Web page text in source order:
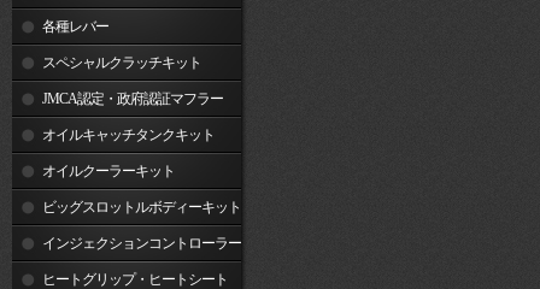
各種レバー
スペシャルクラッチキット
JMCA認定・政府認証マフラー
オイルキャッチタンクキット
オイルクーラーキット
ビッグスロットルボディーキット
インジェクションコントローラー
ヒートグリップ・ヒートシート